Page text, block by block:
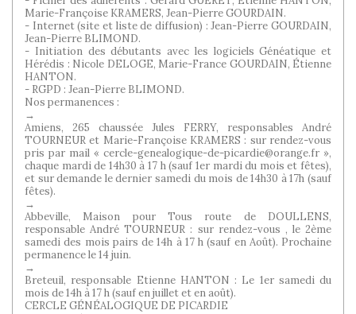
Marie-Françoise KRAMERS, Jean-Pierre GOURDAIN.
- Internet (site et liste de diffusion) : Jean-Pierre GOURDAIN,
Jean-Pierre BLIMOND.
- Initiation des débutants avec les logiciels Généatique et
Hérédis : Nicole DELOGE, Marie-France GOURDAIN, Étienne
HANTON.
- RGPD : Jean-Pierre BLIMOND.
Nos permanences :
→
Amiens, 265 chaussée Jules FERRY, responsables André
TOURNEUR et Marie-Françoise KRAMERS : sur rendez-vous
pris par mail « cercle-genealogique-de-picardie@orange.fr »,
chaque mardi de 14h30 à 17 h (sauf 1er mardi du mois et fêtes),
et sur demande le dernier samedi du mois de 14h30 à 17h (sauf
fêtes).
→
Abbeville, Maison pour Tous route de DOULLENS,
responsable André TOURNEUR : sur rendez-vous , le 2ème
samedi des mois pairs de 14h à 17 h (sauf en Août). Prochaine
permanence le 14 juin.
→
Breteuil, responsable Etienne HANTON : Le 1er samedi du
mois de 14h à 17 h (sauf en juillet et en août).
CERCLE GÉNÉALOGIQUE DE PICARDIE